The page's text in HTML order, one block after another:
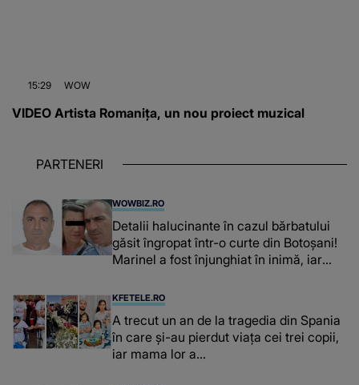
15:29 WOW
VIDEO Artista Romanița, un nou proiect muzical
PARTENERI
WOWBIZ.RO
Detalii halucinante în cazul bărbatului
găsit îngropat într-o curte din Botoșani!
Marinel a fost înjunghiat în inimă, iar
suspecți
KFETELE.RO
A trecut un an de la tragedia din Spania
în care și-au pierdut viața cei trei copii,
iar mama lor a…